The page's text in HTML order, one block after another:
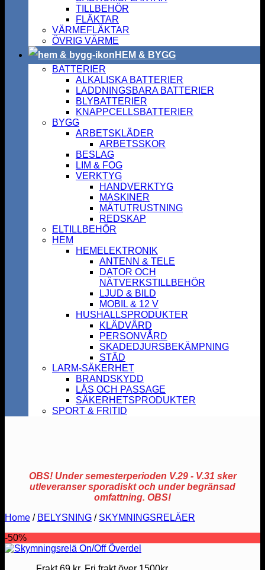
TILLBEHÖR
FLÄKTAR
VÄRMEFLÄKTAR
ÖVRIG VÄRME
HEM & BYGG
BATTERIER
ALKALISKA BATTERIER
LADDNINGSBARA BATTERIER
BLYBATTERIER
KNAPPCELLSBATTERIER
BYGG
ARBETSKLÄDER
ARBETSSKOR
BESLAG
LIM & FOG
VERKTYG
HANDVERKTYG
MASKINER
MÄTUTRUSTNING
REDSKAP
ELTILLBEHÖR
HEM
HEMELEKTRONIK
ANTENN & TELE
DATOR OCH
NÄTVERKSTILLBEHÖR
LJUD & BILD
MOBIL & 12 V
HUSHALLSPRODUKTER
KLÄDVÅRD
PERSONVÅRD
SKADEDJURSBEKÄMPNING
STÄD
LARM-SÄKERHET
BRANDSKYDD
LÅS OCH PASSAGE
SÄKERHETSPRODUKTER
SPORT & FRITID
OBS! Under semesterperioden V.29 - V.31 sker
utleveranser sporadiskt och under begränsad
omfattning. OBS!
Home / BELYSNING / SKYMNINGSRELÄER
-50%